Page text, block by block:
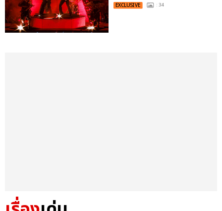
EXCLUSIVE : 34